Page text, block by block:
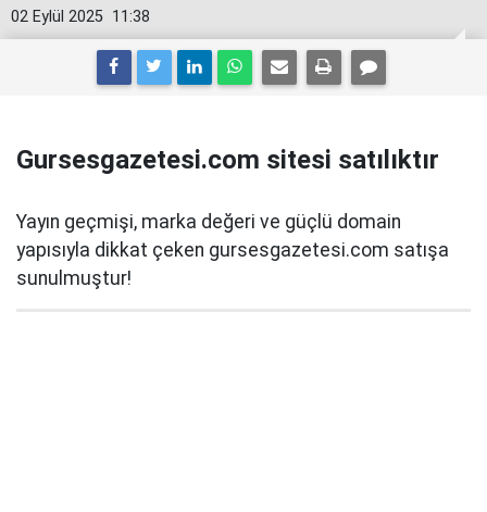
11:38
02 Eylül 2025
Gursesgazetesi.com sitesi satılıktır
Yayın geçmişi, marka değeri ve güçlü domain
yapısıyla dikkat çeken gursesgazetesi.com satışa
sunulmuştur!